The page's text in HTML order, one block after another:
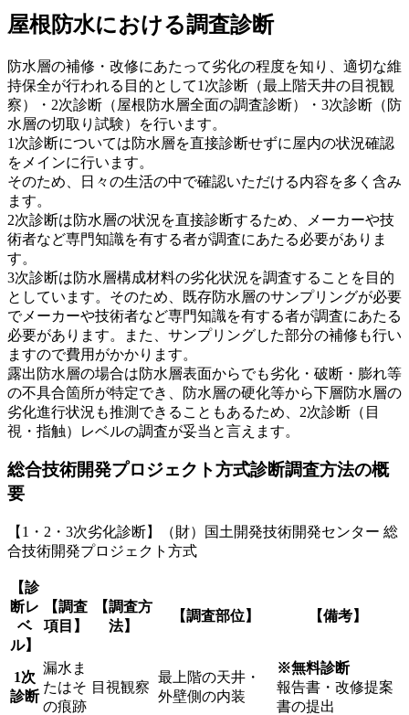
屋根防水における調査診断
防水層の補修・改修にあたって劣化の程度を知り、適切な維
持保全が行われる目的として1次診断（最上階天井の目視観
察）・2次診断（屋根防水層全面の調査診断）・3次診断（防
水層の切取り試験）を行います。
1次診断については防水層を直接診断せずに屋内の状況確認
をメインに行います。
そのため、日々の生活の中で確認いただける内容を多く含み
ます。
2次診断は防水層の状況を直接診断するため、メーカーや技
術者など専門知識を有する者が調査にあたる必要がありま
す。
3次診断は防水層構成材料の劣化状況を調査することを目的
としています。そのため、既存防水層のサンプリングが必要
でメーカーや技術者など専門知識を有する者が調査にあたる
必要があります。また、サンプリングした部分の補修も行い
ますので費用がかかります。
露出防水層の場合は防水層表面からでも劣化・破断・膨れ等
の不具合箇所が特定でき、防水層の硬化等から下層防水層の
劣化進行状況も推測できることもあるため、2次診断（目
視・指触）レベルの調査が妥当と言えます。
総合技術開発プロジェクト方式診断調査方法の概
要
【1・2・3次劣化診断】（財）国土開発技術開発センター 総
合技術開発プロジェクト方式
【診
断レ
ベ
ル】
【調査
項目】
【調査方
法】
【調査部位】 【備考】
1次
診断
漏水ま
たはそ
の痕跡
目視観察
最上階の天井・
外壁側の内装
※無料診断
報告書・改修提案
書の提出